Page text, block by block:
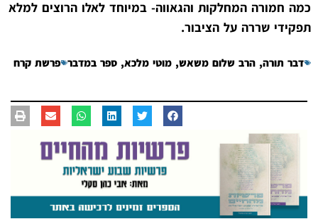
כמה חמורה המחלקות והגאווה- במיוחד לאלו הרוצים למלא
תפקידי שררה על הציבור.
דבר תורה, הרב שלום משאש, מוטי מלכא, ספר במדבר פרשת קרח